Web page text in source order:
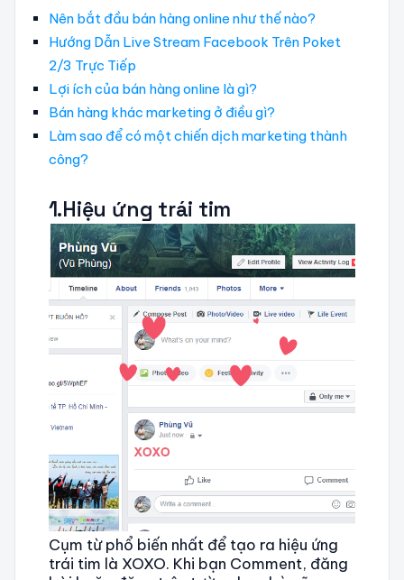
Nên bắt đầu bán hàng online như thế nào?
Hướng Dẫn Live Stream Facebook Trên Poket
2/3 Trực Tiếp
Lợi ích của bán hàng online là gì?
Bán hàng khác marketing ở điều gì?
Làm sao để có một chiến dịch marketing thành
công?
1.Hiệu ứng trái tim
Cụm từ phổ biến nhất để tạo ra hiệu ứng
trái tim là XOXO. Khi bạn Comment, đăng